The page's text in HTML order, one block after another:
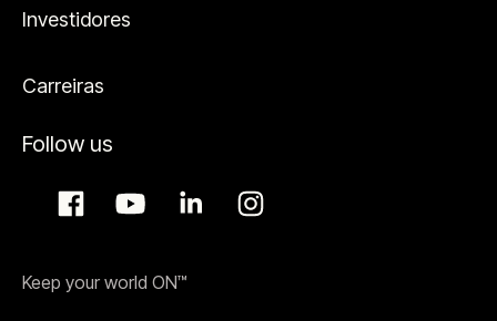
Investidores
Carreiras
Follow us
Keep your world ON™